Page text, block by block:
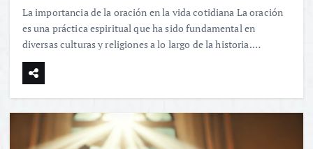
La importancia de la oración en la vida cotidiana La oración
es una práctica espiritual que ha sido fundamental en
diversas culturas y religiones a lo largo de la historia.…